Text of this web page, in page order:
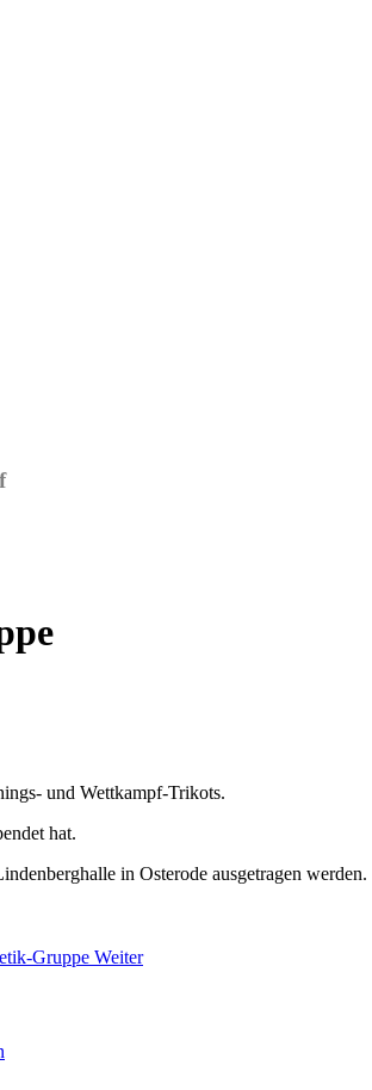
und Wettkampf-Trikots.
hat.
in Osterode ausgetragen werden.
Gruppe Weiter